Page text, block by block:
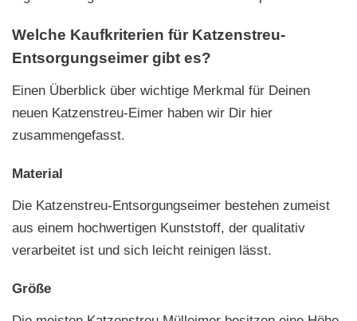
Welche Kaufkriterien für Katzenstreu-
Entsorgungseimer gibt es?
Einen Überblick über wichtige Merkmal für Deinen
neuen Katzenstreu-Eimer haben wir Dir hier
zusammengefasst.
Material
Die Katzenstreu-Entsorgungseimer bestehen zumeist
aus einem hochwertigen Kunststoff, der qualitativ
verarbeitet ist und sich leicht reinigen lässt.
Größe